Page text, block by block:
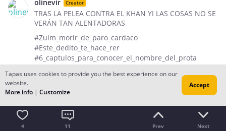
olinevir Creator
TRAS LA PELEA CONTRA EL KHAN YI LAS COSAS NO SE
VERÁN TAN ALENTADORAS
#Zulm_morir_de_paro_cardaco
#Este_dedito_te_hace_rer
#6_captulos_para_conocer_el_nombre_del_prota
Comments (11) See all
Angel Negro
Que sensato y profundo es Kyrio xd ......... y que
4 11 Prev Next
Tapas uses cookies to provide you the best experience on our
website.
More info | Customize
Accept